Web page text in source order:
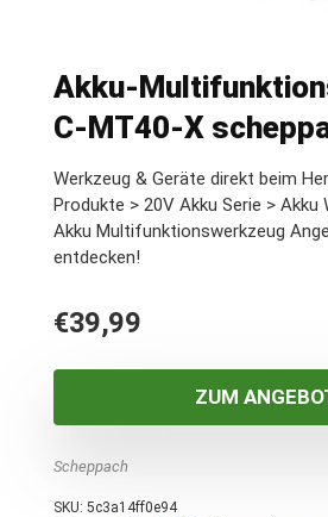
Akku-
C-MT40-X
Werkzeug & Geräte direkt beim
Produkte > 20V Akku Serie >
Akku Multifunktionswerkzeug
entdecken!
€39,99
ZUM
Scheppach
SKU: 5c3a14ff0e94